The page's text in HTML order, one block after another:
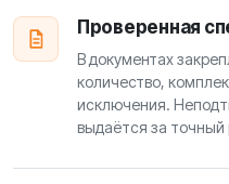
Проверенная
В документах
количество,
исключения.
выдаётся за точный